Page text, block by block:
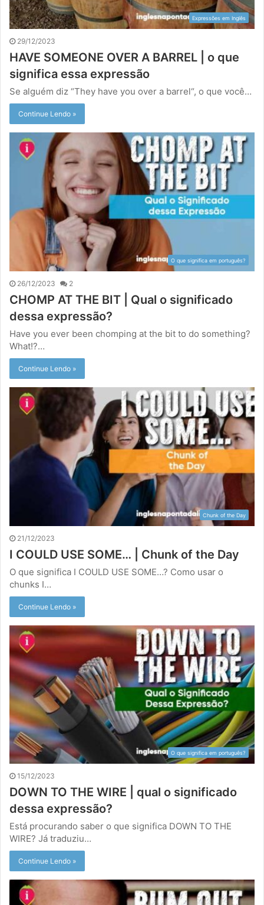
Expressões em Inglês
29/12/2023
HAVE SOMEONE OVER A BARREL | o que
significa essa expressão
Se alguém diz “They have you over a barrel“, o que você…
Continue Lendo »
O que significa em português?
26/12/2023 2
CHOMP AT THE BIT | Qual o significado
dessa expressão?
Have you ever been chomping at the bit to do something?
What!?…
Continue Lendo »
Chunk of the Day
21/12/2023
I COULD USE SOME… | Chunk of the Day
O que significa I COULD USE SOME…? Como usar o
chunks I…
Continue Lendo »
O que significa em português?
15/12/2023
DOWN TO THE WIRE | qual o significado
dessa expressão?
Está procurando saber o que significa DOWN TO THE
WIRE? Já traduziu…
Continue Lendo »